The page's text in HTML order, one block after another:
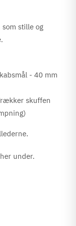
stille og
- 40 mm
skuffen
under.